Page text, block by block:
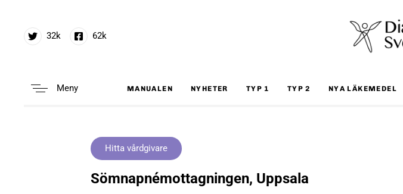
32k 62k
Meny MANUALEN NYHETER TYP 1 TYP 2 NYA LÄKEMEDEL
Hitta vårdgivare
Sömnapnémottagningen, Uppsala